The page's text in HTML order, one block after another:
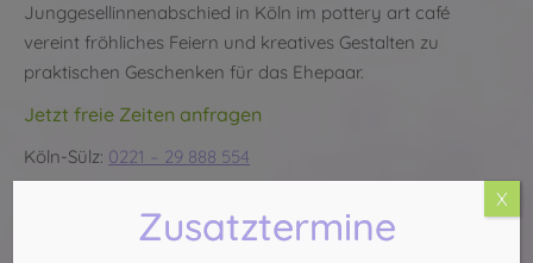
Junggesellinnenabschied in Köln im pottery art café
vereint fröhliches Feiern und kreatives Gestalten zu
praktischen Geschenken für das Ehepaar.
Jetzt freie Zeiten anfragen
Köln-Sülz: 0221 – 29 888 554
Zusatztermine
X